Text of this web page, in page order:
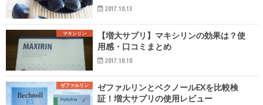
2017.10.13
マキシリン
【増大サプリ】マキシリンの効果は？使
用感・口コミまとめ
2017.10.10
ゼファルリン
ゼファルリンとベクノールEXを比較検
証！増大サプリの使用レビュー